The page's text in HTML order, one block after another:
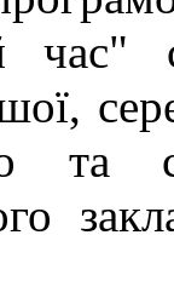
час"
та